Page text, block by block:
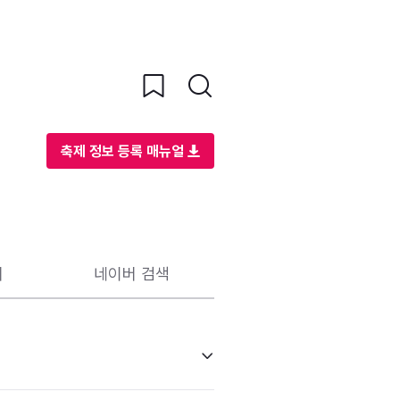
축제 정보 등록 매뉴얼
네이버 검색